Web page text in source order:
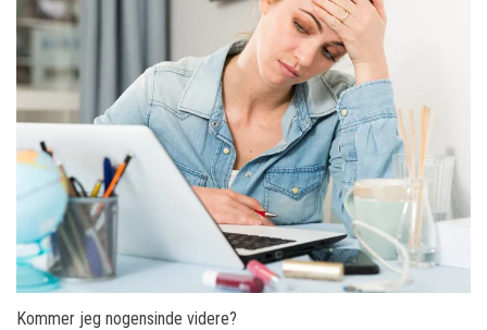
Kommer jeg nogensinde videre?